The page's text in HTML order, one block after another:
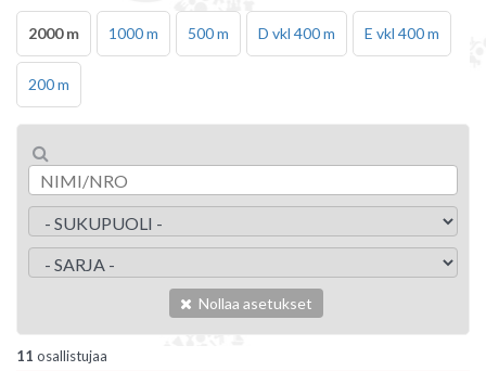
2000 m 1000 m 500 m D vkl 400 m E vkl 400 m
200 m
Nollaa asetukset
11 osallistujaa